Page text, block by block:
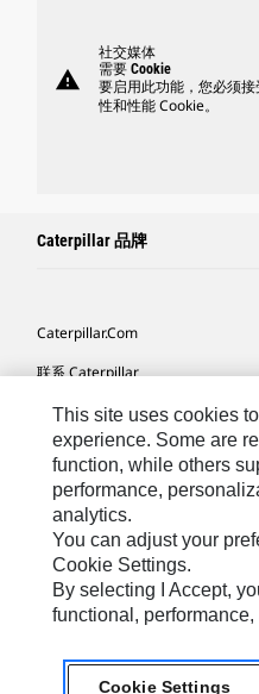
warning
社交媒体
需要 Cookie
要启用此功能，您必须
性和性能 Cookie。
Caterpillar 品牌
Caterpillar.com
联系 Caterpillar
我的营销首选项
站点地图
Cookie Settings
法律
隐私
Africa, Middle East ‧ Chinese©
This site uses cookies
experience. Some are
function, while others
performance,
analytics.
You can adjust your
Cookie Settings.
By selecting I Accept,
functional,
Cookie Settings